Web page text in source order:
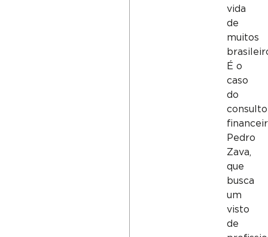
vida
de
muitos
É o
caso
do
Pedro
Zava,
que
busca
um
visto
de